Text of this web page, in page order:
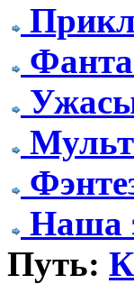
Наша
Путь: